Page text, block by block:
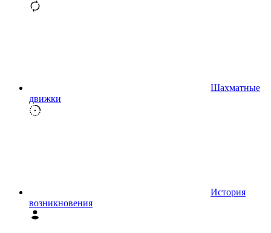
Шахматные
движки
История
возникновения